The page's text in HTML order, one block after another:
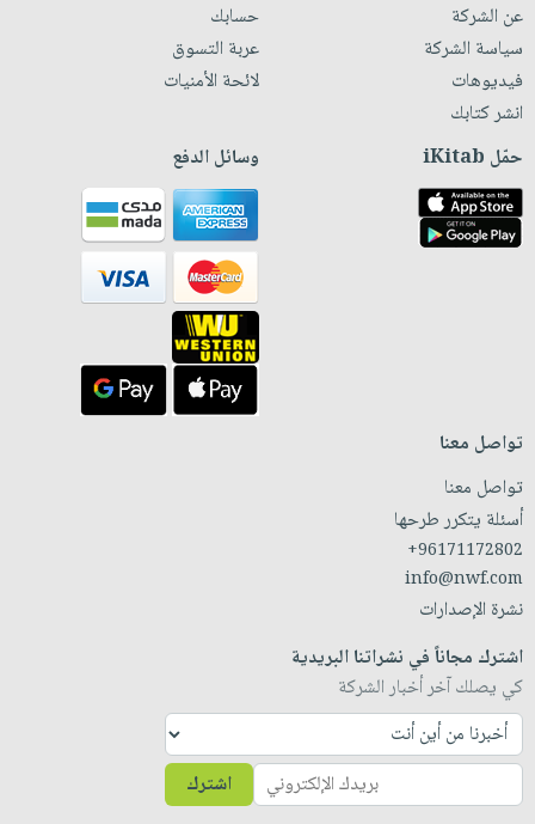
عن الشركة
سياسة الشركة
فيديوهات
انشر كتابك
حسابك
عربة التسوق
لائحة الأمنيات
حمّل iKitab وسائل الدفع
تواصل معنا
تواصل معنا
أسئلة يتكرر طرحها
+96171172802
info@nwf.com
نشرة الإصدارات
اشترك مجاناً في نشراتنا البريدية
كي يصلك آخر أخبار الشركة
اشترك